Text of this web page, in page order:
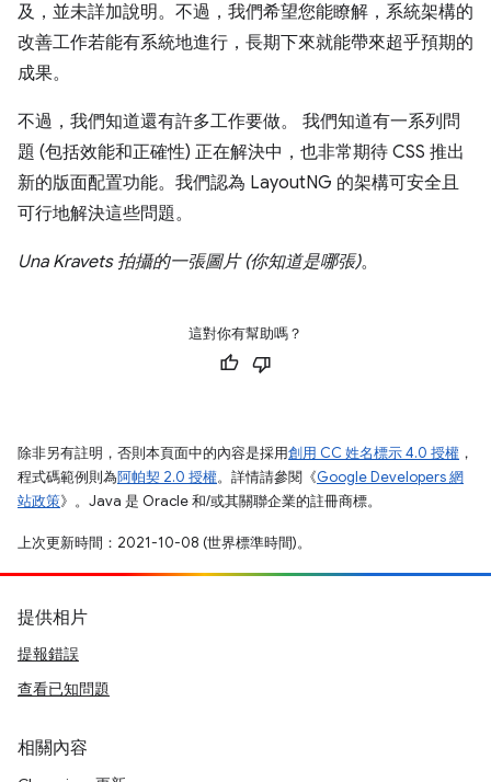
及，並未詳加說明。不過，我們希望您能瞭解，系統架構的
改善工作若能有系統地進行，長期下來就能帶來超乎預期的
成果。
不過，我們知道還有許多工作要做。 我們知道有一系列問
題 (包括效能和正確性) 正在解決中，也非常期待 CSS 推出
新的版面配置功能。我們認為 LayoutNG 的架構可安全且
可行地解決這些問題。
Una Kravets 拍攝的一張圖片 (你知道是哪張)。
這對你有幫助嗎？
除非另有註明，否則本頁面中的內容是採用創用 CC 姓名標示 4.0 授權 ，
程式碼範例則為阿帕契 2.0 授權。詳情請參閱《Google Developers 網
站政策》。Java 是 Oracle 和/或其關聯企業的註冊商標。
上次更新時間：2021-10-08 (世界標準時間)。
提供相片
提報錯誤
查看已知問題
相關內容